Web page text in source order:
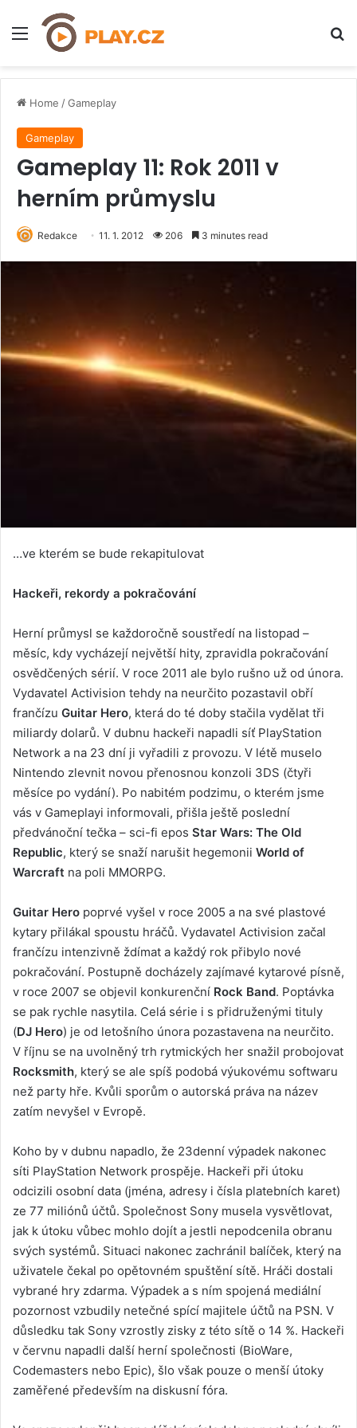
Menu
Home /Gameplay
Gameplay
Gameplay 11: Rok 2011 v
herním průmyslu
Redakce 11. 1. 2012 206 3 minutes read
…ve kterém se bude rekapitulovat
Hackeři, rekordy a pokračování
Herní průmysl se každoročně soustředí na listopad –
měsíc, kdy vycházejí největší hity, zpravidla pokračování
osvědčených sérií. V roce 2011 ale bylo rušno už od února.
Vydavatel Activision tehdy na neurčito pozastavil obří
frančízu Guitar Hero, která do té doby stačila vydělat tři
miliardy dolarů. V dubnu hackeři napadli síť PlayStation
Network a na 23 dní ji vyřadili z provozu. V létě muselo
Nintendo zlevnit novou přenosnou konzoli 3DS (čtyři
měsíce po vydání). Po nabitém podzimu, o kterém jsme
vás v Gameplayi informovali, přišla ještě poslední
předvánoční tečka – sci-fi epos Star Wars: The Old
Republic, který se snaží narušit hegemonii World of
Warcraft na poli MMORPG.
Guitar Hero poprvé vyšel v roce 2005 a na své plastové
kytary přilákal spoustu hráčů. Vydavatel Activision začal
frančízu intenzivně ždímat a každý rok přibylo nové
pokračování. Postupně docházely zajímavé kytarové písně,
v roce 2007 se objevil konkurenční Rock Band. Poptávka
se pak rychle nasytila. Celá série i s přidruženými tituly
(DJ Hero) je od letošního února pozastavena na neurčito.
V říjnu se na uvolněný trh rytmických her snažil probojovat
Rocksmith, který se ale spíš podobá výukovému softwaru
než party hře. Kvůli sporům o autorská práva na název
zatím nevyšel v Evropě.
Koho by v dubnu napadlo, že 23denní výpadek nakonec
síti PlayStation Network prospěje. Hackeři při útoku
odcizili osobní data (jména, adresy i čísla platebních karet)
ze 77 miliónů účtů. Společnost Sony musela vysvětlovat,
jak k útoku vůbec mohlo dojít a jestli nepodcenila obranu
svých systémů. Situaci nakonec zachránil balíček, který na
uživatele čekal po opětovném spuštění sítě. Hráči dostali
vybrané hry zdarma. Výpadek a s ním spojená mediální
pozornost vzbudily netečné spící majitele účtů na PSN. V
důsledku tak Sony vzrostly zisky z této sítě o 14 %. Hackeři
v červnu napadli další herní společnosti (BioWare,
Codemasters nebo Epic), šlo však pouze o menší útoky
zaměřené především na diskusní fóra.